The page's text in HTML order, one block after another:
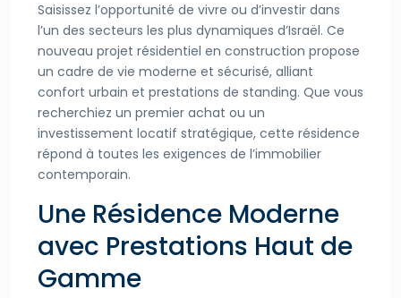
Saisissez l’opportunité de vivre ou d’investir dans
l’un des secteurs les plus dynamiques d’Israël. Ce
nouveau projet résidentiel en construction propose
un cadre de vie moderne et sécurisé, alliant
confort urbain et prestations de standing. Que vous
recherchiez un premier achat ou un
investissement locatif stratégique, cette résidence
répond à toutes les exigences de l’immobilier
contemporain.
Une Résidence Moderne
avec Prestations Haut de
Gamme